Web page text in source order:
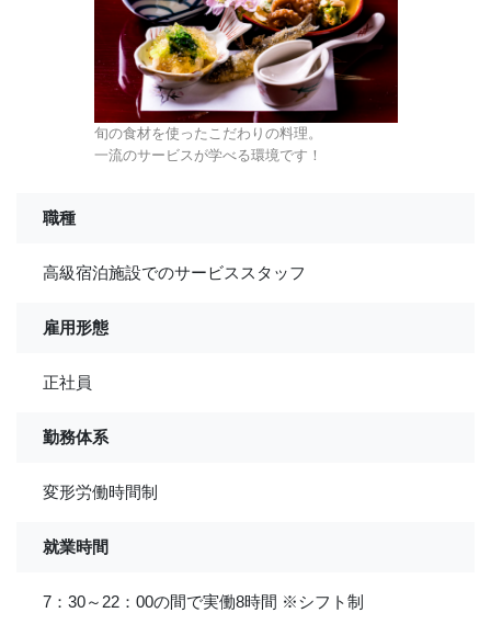
旬の食材を使ったこだわりの料理。
一流のサービスが学べる環境です！
職種
高級宿泊施設でのサービススタッフ
雇用形態
正社員
勤務体系
変形労働時間制
就業時間
7：30～22：00の間で実働8時間 ※シフト制